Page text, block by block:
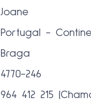
Joane
Portugal -
Braga
4770-246
964 412 215